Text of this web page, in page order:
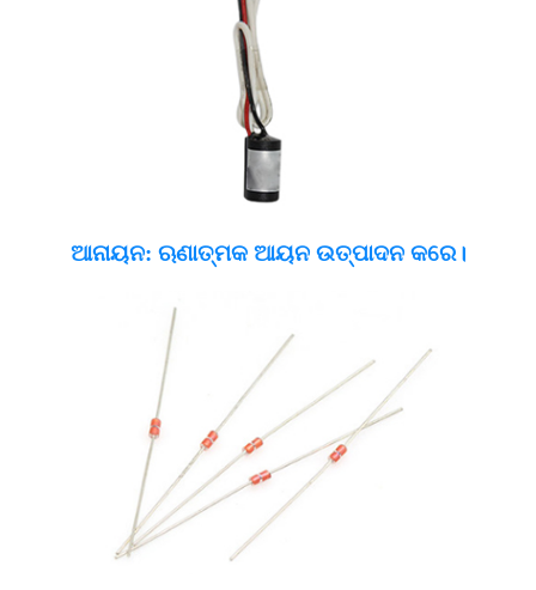
ଆନାୟନ: ଋଣାତ୍ମକ ଆୟନ ଉତ୍ପାଦନ କରେ।